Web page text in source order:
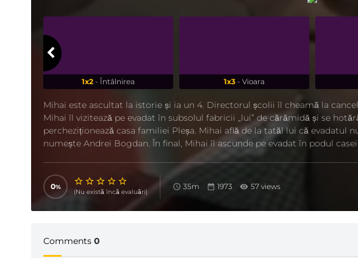
1x2 - Întâlnirea 1x3 - Vioara
Mihai este ascultat la istorie și ia un 4. Directorul școlii îl cheamă la
Mihai îl vizitează pe evadat în subsolul fabricii „lui” de cărămidă și se
percheziționează casa familiei Pleșa. Mihai află de la tatăl lui că evadatul
numește Andrei Bogdan. În final, Mihai îl ascunde pe evadat în podul
0
(Nu există încă evaluări)
35m 1973 57 views
Comments 0